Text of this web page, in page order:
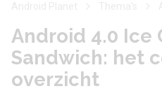
Android 4.0 Ice
Sandwich: het
overzicht